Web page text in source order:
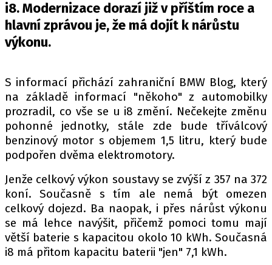
TISKOVKY
ZE SVĚTA
MOTORSPORT
PIT LANE
ČEŠI V AKCI
FIA CEZ & POHÁRY
MEZINÁRODNÍ SCÉNA
SLEDUJTE NÁS NA|
i8. Modernizace dorazí již v příštím roce a
hlavní zprávou je, že má dojít k nárůstu
výkonu.
S informací přichází zahraniční BMW Blog, který
na základě informací "někoho" z automobilky
prozradil, co vše se u i8 změní. Nečekejte změnu
pohonné jednotky, stále zde bude tříválcový
benzinový motor s objemem 1,5 litru, který bude
podpořen dvěma elektromotory.
Jenže celkový výkon soustavy se zvýší z 357 na 372
koní. Současně s tím ale nemá být omezen
celkový dojezd. Ba naopak, i přes nárůst výkonu
se má lehce navýšit, přičemž pomoci tomu mají
větší baterie s kapacitou okolo 10 kWh. Současná
i8 má přitom kapacitu baterii "jen" 7,1 kWh.